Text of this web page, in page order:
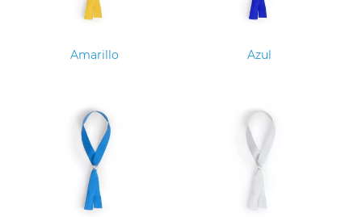
Amarillo Azul